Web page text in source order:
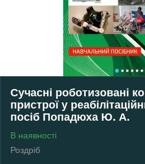
Сучасні роботизовані
пристрої у
посіб Попадюха Ю. А.
В наявності
Роздріб